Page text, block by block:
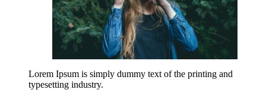
Lorem Ipsum is simply dummy text of the printing and
typesetting industry.